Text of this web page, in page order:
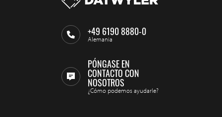
+49 6190 8880-0
Alemania
PÓNGASE EN
CONTACTO CON
NOSOTROS
¿Cómo podemos ayudarle?